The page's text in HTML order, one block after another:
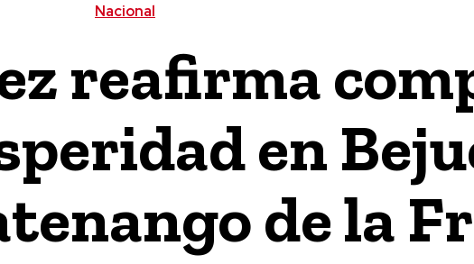
Nacional
reafirma
en
de la